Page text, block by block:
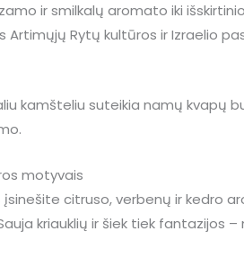
ir smilkalų aromato iki
Rytų kultūros ir Izraelio
kamšteliu suteikia namų kvapų
motyvais
citruso, verbenų ir kedro
kriauklių ir šiek tiek fantazijos